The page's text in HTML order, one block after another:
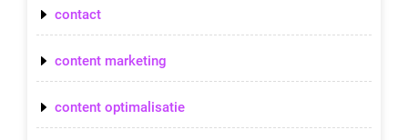
contact
content marketing
content optimalisatie